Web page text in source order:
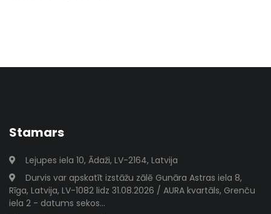
Stamars
Lejupes iela 10, Ādaži, LV-2164, Latvija
Durvis var apskatīt izstāžu zālē Gunāra Astras iela 8,
Rīga, Latvija, LV-1082 lidz 31.08.2026 / AURA kvartāls, Grenču
iela 2 - datums sekos...